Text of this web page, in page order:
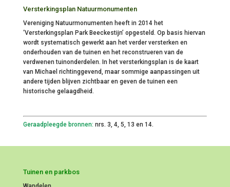
Versterkingsplan Natuurmonumenten
Vereniging Natuurmonumenten heeft in 2014 het
‘Versterkingsplan Park Beeckestijn’ opgesteld. Op basis hiervan
wordt systematisch gewerkt aan het verder versterken en
onderhouden van de tuinen en het reconstrueren van de
verdwenen tuinonderdelen. In het versterkingsplan is de kaart
van Michael richtinggevend, maar sommige aanpassingen uit
andere tijden blijven zichtbaar en geven de tuinen een
historische gelaagdheid.
Geraadpleegde bronnen: nrs. 3, 4, 5, 13 en 14.
Tuinen en parkbos